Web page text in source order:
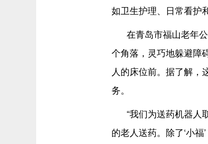
如卫生护理、日常看护
在青岛市福山老年
个角落，灵巧地躲避障
人的床位前。据了解，
务。
“我们为送药机器人
的老人送药。除了‘小